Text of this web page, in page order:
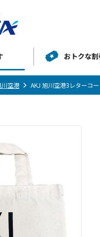
おトクな
川空港 AKJ 旭川空港3レターコ